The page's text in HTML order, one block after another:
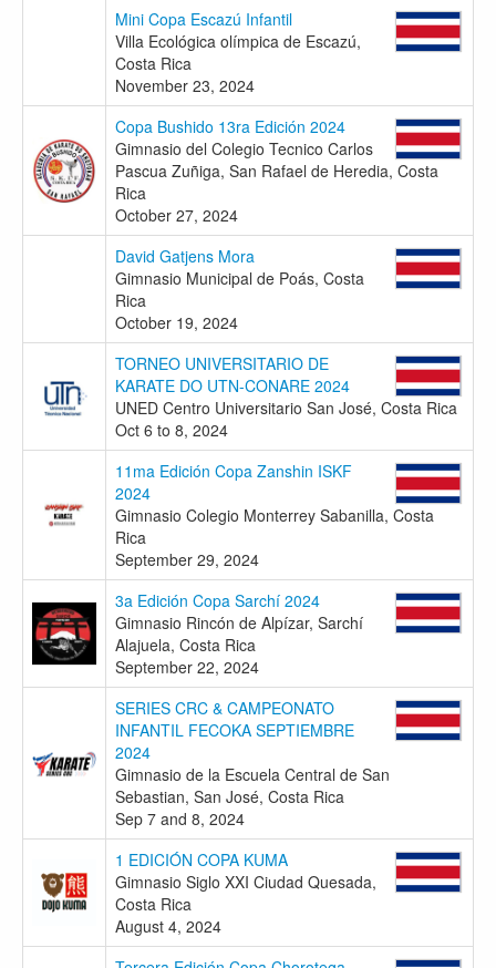
Mini Copa Escazú Infantil
Villa Ecológica olímpica de Escazú,
Costa Rica
November 23, 2024
Copa Bushido 13ra Edición 2024
Gimnasio del Colegio Tecnico Carlos
Pascua Zuñiga, San Rafael de Heredia, Costa
Rica
October 27, 2024
David Gatjens Mora
Gimnasio Municipal de Poás, Costa
Rica
October 19, 2024
TORNEO UNIVERSITARIO DE
KARATE DO UTN-CONARE 2024
UNED Centro Universitario San José, Costa Rica
Oct 6 to 8, 2024
11ma Edición Copa Zanshin ISKF
2024
Gimnasio Colegio Monterrey Sabanilla, Costa
Rica
September 29, 2024
3a Edición Copa Sarchí 2024
Gimnasio Rincón de Alpízar, Sarchí
Alajuela, Costa Rica
September 22, 2024
SERIES CRC & CAMPEONATO
INFANTIL FECOKA SEPTIEMBRE
2024
Gimnasio de la Escuela Central de San
Sebastian, San José, Costa Rica
Sep 7 and 8, 2024
1 EDICIÓN COPA KUMA
Gimnasio Siglo XXI Ciudad Quesada,
Costa Rica
August 4, 2024